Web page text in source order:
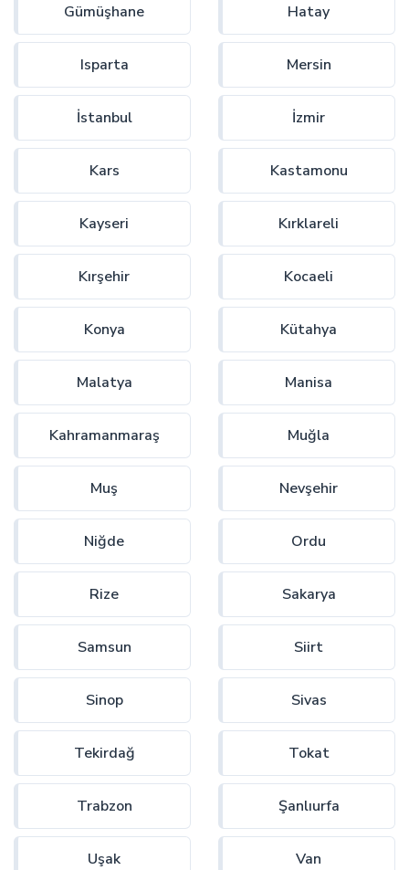
Gümüşhane Hatay
Isparta Mersin
İstanbul İzmir
Kars Kastamonu
Kayseri Kırklareli
Kırşehir Kocaeli
Konya Kütahya
Malatya Manisa
Kahramanmaraş Muğla
Muş Nevşehir
Niğde Ordu
Rize Sakarya
Samsun Siirt
Sinop Sivas
Tekirdağ Tokat
Trabzon Şanlıurfa
Uşak Van